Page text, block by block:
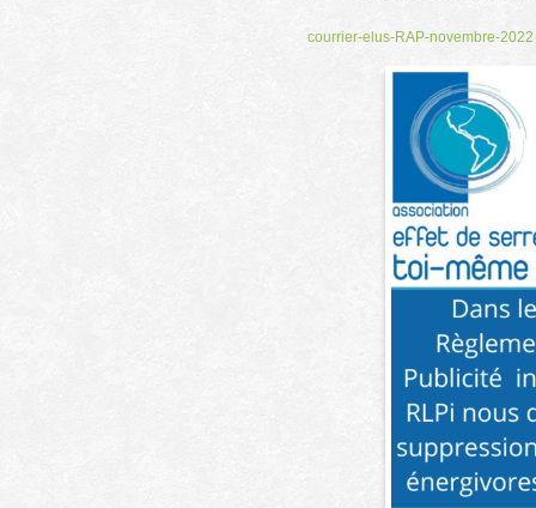
courrier-elus-RAP-novembre-2022